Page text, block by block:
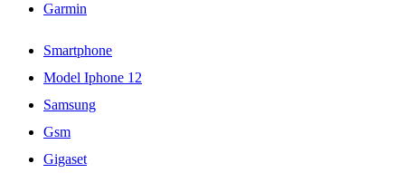
Garmin
Smartphone
Model Iphone 12
Samsung
Gsm
Gigaset